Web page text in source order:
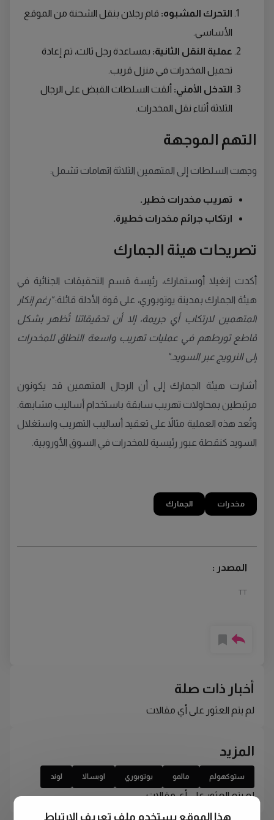
التحرك المشبوه: قام رجلان بنقل الشحنة من الموقع
الأساسي.
عملية النقل الثانية: بمساعدة رجل ثالث، تم إعادة
تحميل المخدرات في منزل قريب.
التدخل الأمني: ألقت السلطات القبض على الرجال
الثلاثة أثناء نقل المخدرات.
التهم الموجهة
وجهت السلطات إلى المتهمين الثلاثة اتهامات تشمل:
تهريب مخدرات خطير.
ارتكاب جرائم مخدرات خطيرة.
تصريحات هيئة الجمارك
أكدت إنغيلا أوستمارك، رئيسة قسم التحقيقات الجنائية في
هيئة الجمارك بمدينة يوتوبوري، على قوة الأدلة قائلة:"رغم إنكار
المتهمين لارتكاب أي جريمة، إلا أن تحقيقاتنا تُظهر بشكل
قاطع تورطهم في عمليات تهريب واسعة النطاق للمخدرات
إلى النرويج عبر السويد."
أشارت هيئة الجمارك إلى أن الرجال المتهمين قد يكونون
مرتبطين بمحاولات تهريب سابقة باستخدام أساليب مشابهة.
وتُعد هذه العملية مثالاً على تعقيد أساليب التهريب واستغلال
السويد كنقطة عبور رئيسية للمخدرات في السوق الأوروبية.
مخدرات الجمارك
المصدر :
TT
أخبار ذات صلة
لم يتم العثور على أي مقالات
المزيد
ستوكهولم مالمو يوتوبوري اوبسالا لوند
لم يتم العثور على أي مقالات
هذا الموقع يستخدم ملف تعريف الارتباط